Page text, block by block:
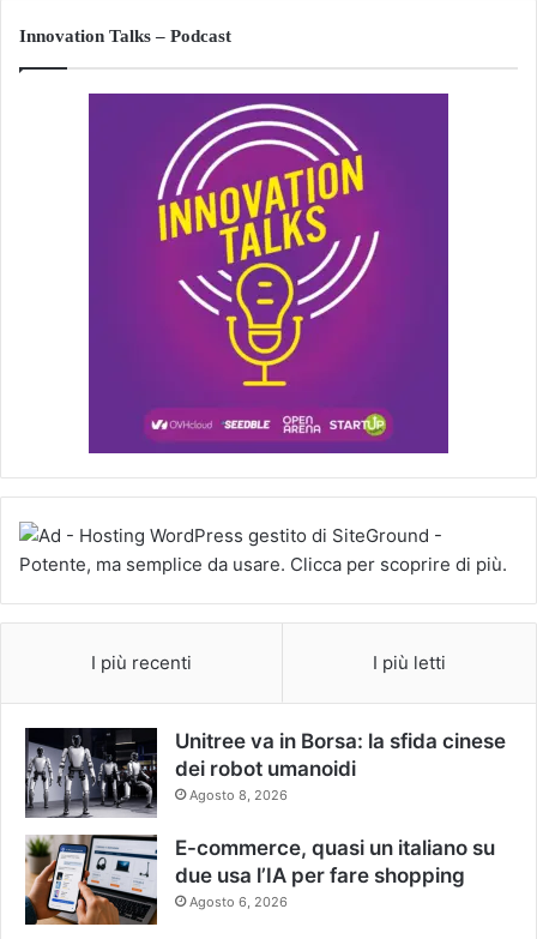
Innovation Talks – Podcast
I più recenti I più letti
Unitree va in Borsa: la sfida cinese
dei robot umanoidi
Agosto 8, 2026
E-commerce, quasi un italiano su
due usa l’IA per fare shopping
Agosto 6, 2026